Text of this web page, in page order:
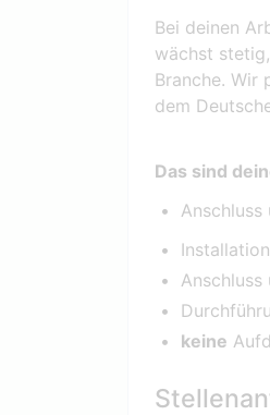
Bei deinen
wächst
Branche. Wir
dem
Das sind
Anschluss
keine